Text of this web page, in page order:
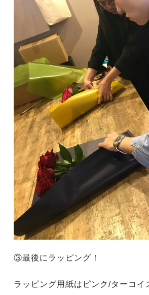
③最後にラッピング！
ラッピング用紙はピンク/ターコイ